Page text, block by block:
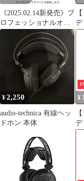
《2025.02.14新発売》プ
ロフェッショナルオー
プンバックリファレン
スヘッドホン audio-
technica オーディオテク
ニカ ATH-R70xa
デ
ェ
¥2,250
audio-technica 有線ヘッ
ドホン 本体
¥
デ
ェ